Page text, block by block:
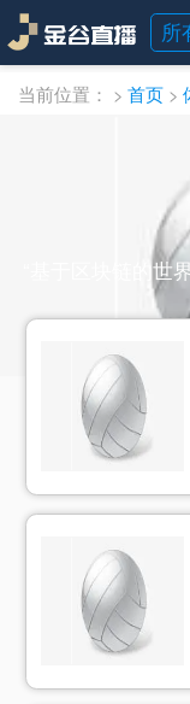
所
当前位置： > 首页 >